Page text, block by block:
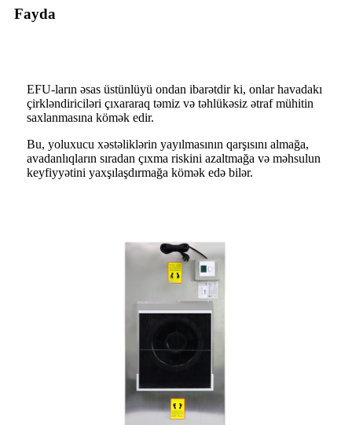
Fayda
EFU-ların əsas üstünlüyü ondan ibarətdir ki, onlar havadakı
çirkləndiriciləri çıxararaq təmiz və təhlükəsiz ətraf mühitin
saxlanmasına kömək edir.
Bu, yoluxucu xəstəliklərin yayılmasının qarşısını almağa,
avadanlıqların sıradan çıxma riskini azaltmağa və məhsulun
keyfiyyətini yaxşılaşdırmağa kömək edə bilər.